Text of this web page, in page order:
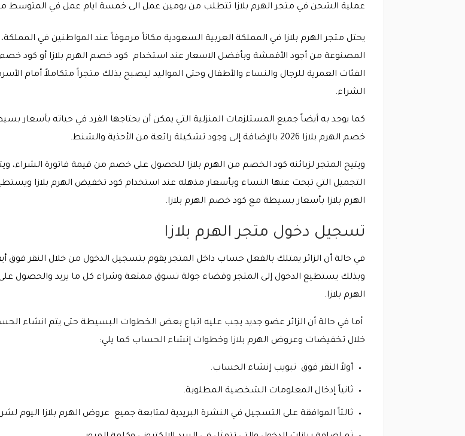
عملية الشحن في متجر الهرم بلازا تتطلب من يومين عمل الى خمسة ايام عمل في المتوسط مع
يحتل متجر الهرم بلازا في المملكة العربية السعودية مكاناً مرموقاً عند المواطنين في
المصنوعة من أجود الأقمشة وبأفضل الاسعار عند استخدام كود خصم الهرم بلازا أو كود خصم
الفئات العمرية للرجال والنساء والأطفال وحتى المواليد ليصبح بذلك متجراً متكاملاً أمام
الشراء.
كما يوجد به أيضاً جميع المستلزمات المنزلية التي يمكن أن يحتاجها الفرد في حياته بأسعار
خصم الهرم بلازا 2026 بالإضافة إلى وجود تشكيلة رائعة من الأحذية والشنط.
ويتيح المتجر لزبائنه كود الخصم من الهرم بلازا للحصول على خصم من قيمة فاتورة الشراء،
التجميل التي تبحث عنها النساء وبأسعار مذهله عند استخدام كود تخفيض الهرم بلازا
الهرم بلازا بأسعار بسيطة مع كود خصم الهرم بلازا.
تسجيل دخول متجر الهرم بلازا
في حالة أن الزائر يمتلك بالفعل حساب داخل المتجر يقوم بتسجيل الدخول من خلال النقر فوق
وبذلك يستطيع الدخول إلى المتجر وقضاء جولة تسوق ممتعة وشراء كل ما يريد والحصول
الهرم بلازا.
أما في حالة أن الزائر عضو جديد يجب عليه اتباع بعض الخطوات البسيطة حتى يتم انشاء
خلال تخفيضات وعروض الهرم بلازا وخطوات إنشاء الحساب كما يلي:
أولاً النقر فوق تبويب إنشاء الحساب.
ثانياً إدخال المعلومات الشخصية المطلوبة.
ثالثاً الموافقة على التسجيل في النشرة البريدية لمتابعة جميع عروض الهرم بلازا اليوم